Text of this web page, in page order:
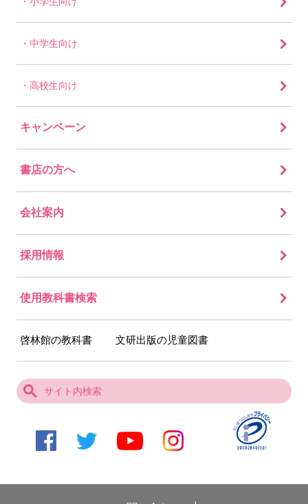
中学生向け
高校生向け
キャンペーン
書店の方へ
会社案内
採用情報
使用教科書検索
啓林館の教科書 文研出版の児童図書